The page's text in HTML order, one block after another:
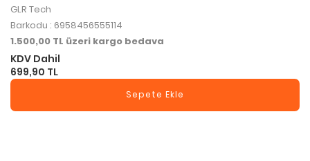
GLR Tech
Barkodu : 6958456555114
1.500,00 TL üzeri kargo bedava
KDV Dahil
699,90 TL
Sepete Ekle